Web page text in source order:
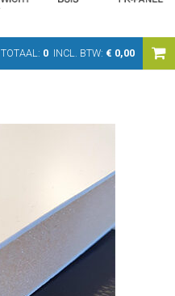
TOTAAL: 0 INCL. BTW: € 0,00